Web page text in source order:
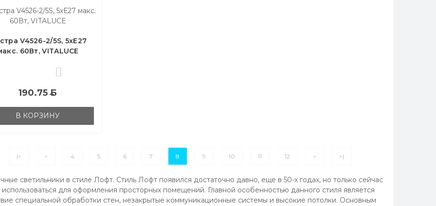
V4526-2/5S, 5хЕ27
60Вт, VITALUCE
190.75Б
В КОРЗИНУ
|< < 4 5 6 7 8 9 10 11 12 > >|
светильники в стиле Лофт. Стиль Лофт появился достаточно давно, еще в 50-х годах, но только сейчас
использоваться для оформления просторных помещений. Главной особенностью данного стиля является
специальной обработки стен, незакрытые коммуникационные системы и высокие потолки. Основным